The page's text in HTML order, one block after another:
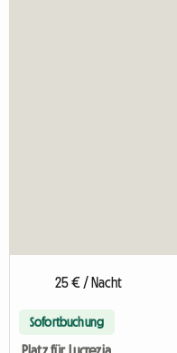
25 € / Nacht
Sofortbuchung
Platz für Lucrezia